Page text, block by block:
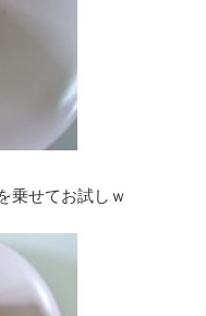
乗せてお試しｗ